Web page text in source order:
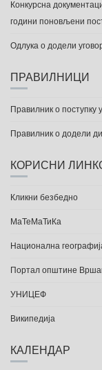
Конкурсна
години поновљени
Одлука о додели
ПРАВИЛНИЦИ
Правилник о
Правилник о додели
КОРИСНИ
Кликни безбедно
МаТеМаТиКа
Национална
Портал општине
УНИЦЕФ
Википедија
КАЛЕНДАР